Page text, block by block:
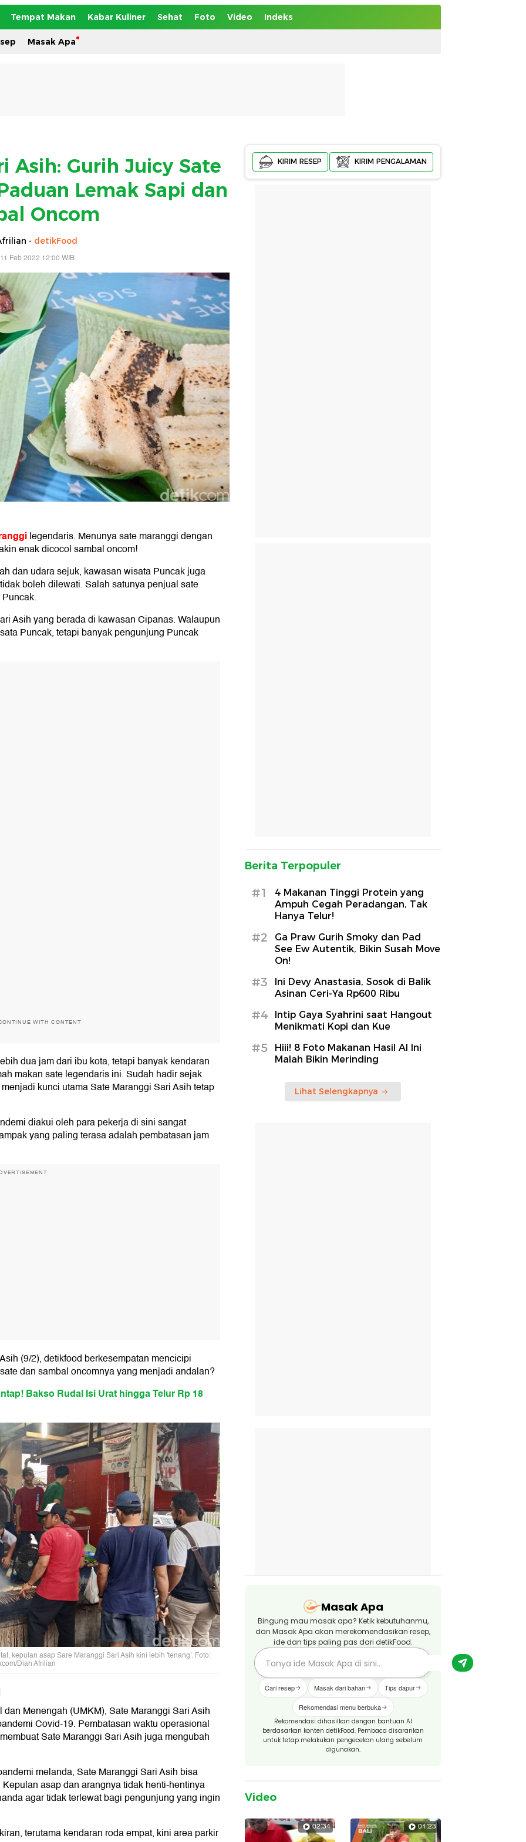
Tempat Makan Kabar Kuliner Sehat Foto Video Indeks
Masak Apa
Asih: Gurih Juicy Sate
Lemak Sapi dan
Oncom
- detikFood
Feb 2022 12:00 WIB
legendaris. Menunya sate maranggi dengan
enak dicocol sambal oncom!
dan udara sejuk, kawasan wisata Puncak juga
boleh dilewati. Salah satunya penjual sate
Asih yang berada di kawasan Cipanas. Walaupun
Puncak, tetapi banyak pengunjung Puncak
WITH CONTENT
dua jam dari ibu kota, tetapi banyak kendaran
makan sate legendaris ini. Sudah hadir sejak
kunci utama Sate Maranggi Sari Asih tetap
diakui oleh para pekerja di sini sangat
yang paling terasa adalah pembatasan jam
(9/2), detikfood berkesempatan mencicipi
dan sambal oncomnya yang menjadi andalan?
Bakso Rudal Isi Urat hingga Telur Rp 18
kepulan asap Sare Maranggi Sari Asih kini lebih 'tenang'. Foto:
Diah Afrilian
Menengah (UMKM), Sate Maranggi Sari Asih
Covid-19. Pembatasan waktu operasional
Sate Maranggi Sari Asih juga mengubah
melanda, Sate Maranggi Sari Asih bisa
asap dan arangnya tidak henti-hentinya
agar tidak terlewat bagi pengunjung yang ingin
terutama kendaran roda empat, kini area parkir
KIRIM RESEP KIRIM PENGALAMAN
Berita Terpopuler
#1
4 Makanan Tinggi Protein yang
Ampuh Cegah Peradangan, Tak
Hanya Telur!
#2
Ga Praw Gurih Smoky dan Pad
See Ew Autentik, Bikin Susah Move
On!
#3
Ini Devy Anastasia, Sosok di Balik
Asinan Ceri-Ya Rp600 Ribu
#4
Intip Gaya Syahrini saat Hangout
Menikmati Kopi dan Kue
#5
Hiii! 8 Foto Makanan Hasil AI Ini
Malah Bikin Merinding
Lihat Selengkapnya
Masak Apa
Bingung mau masak apa? Ketik kebutuhanmu,
dan Masak Apa akan merekomendasikan resep,
ide dan tips paling pas dari detikFood.
Cari resep Masak dari bahan Tips dapur
Rekomendasi menu berbuka
Rekomendasi dihasilkan dengan bantuan AI
berdasarkan konten detikFood. Pembaca disarankan
untuk tetap melakukan pengecekan ulang sebelum
digunakan.
Video
02:34 01:23